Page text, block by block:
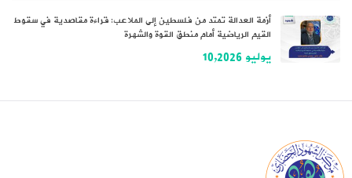
أزمة العدالة تمتد من فلسطين إلى الملاعب: قراءة مقاصدية في سقوط
القيم الرياضية أمام منطق القوة والشهرة
يوليو 10,2026